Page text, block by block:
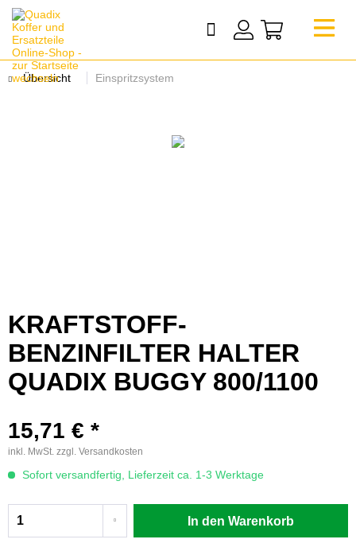
Übersicht Einspritzsystem
KRAFTSTOFF-
BENZINFILTER HALTER
QUADIX BUGGY 800/1100
15,71 € *
inkl. MwSt. zzgl. Versandkosten
Sofort versandfertig, Lieferzeit ca. 1-3 Werktage
In den Warenkorb